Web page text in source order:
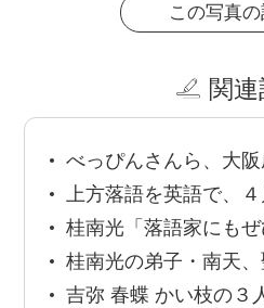
この写真
関
べっぴんさんら、大
上方落語を英語で、
桂南光「落語家にもぜ
桂南光の弟子・南天
吉弥 春蝶 かい枝の３